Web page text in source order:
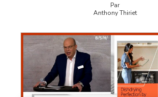
Par
Anthony Thiriet